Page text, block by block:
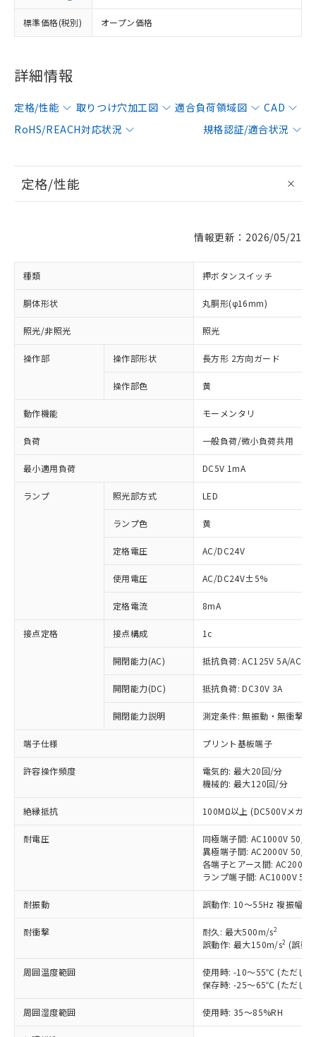
標準価格(税別) オープン価格
詳細情報
定格/性能 取りつけ穴加工図 適合負荷領域図
CAD
RoHS/REACH対応状況
規格認証/適合状況
定格/性能
情報更新：2026/05/21
種類 押ボタンスイッチ
胴体形状 丸胴形(φ16mm)
照光/非照光 照光
操作部 操作部形状 長方形 2方向ガード
操作部色 黄
動作機能 モーメンタリ
負荷 一般負荷/微小負荷共用
最小適用負荷 DC5V 1mA
ランプ 照光部方式 LED
ランプ色 黄
定格電圧 AC/DC24V
使用電圧 AC/DC24V±5%
定格電流 8mA
接点定格 接点構成 1c
開閉能力(AC) 抵抗負荷: AC125V 5A/
開閉能力(DC) 抵抗負荷: DC30V 3A
開閉能力説明 測定条件: 無振動・無衝撃
端子仕様 プリント基板端子
許容操作頻度
電気的: 最大20回/分
機械的: 最大120回/分
絶縁抵抗 100MΩ以上 (DC500Vメガ)
耐電圧
同極端子間: AC1000V 50/
異極端子間: AC2000V 50/
各端子とアース間:
ランプ端子間: AC1000V
耐振動 誤動作: 10～55Hz 複振幅
耐衝撃 耐久: 最大500m/s2
誤動作: 最大150m/s2 (誤動
周囲温度範囲
使用時: -10～55℃ (ただし
保存時: -25～65℃ (ただし
周囲湿度範囲 使用時: 35～85%RH
以下の条件をお読みいただき、同意のうえ
本サービスは、当社制御機器事業取扱
商品の当社在庫状況および標準価格
(税抜)を提供させていただくもので
当社制御機器事業取扱商品の中には、
本サービスの対象外となる商品もある
ことをご了承ください。
在庫状況および標準価格照会結果は、
記載している更新日時点での社内デー
タに基づき作成されるものであり、閲
対応済み：EU RoHS指令（10物質）の
非含有に対応した製品が提供可能な商品で
対応予定：EU RoHS指令（10物質）の非含
有に対応した製品に切り替える予定のある
商品です。
対応予定なし：EU RoHS指令（10物質）の
非含有に非対応の商品で、対応品を出す予
調査・確認中：EU RoHS指令（10物質）の
非含有の対応状況を調査中または確認中の
非該当品：ライセンス料など無形物で、有
害物質有無と関係のない商品です。
仕入先様の事情により、非含有部品として
いたものが、含有品と判明した場合などや
むを得ず変更することがあります。
鉛(Pb) 1000ppm以下、 水銀(Hg) 1000ppm以下、 カド
「○」：最大均質材料含有率が中国RoHSの
「×」：最大均質材料含有率が中国RoHSの
基準値を超えていることを示します。
「－」：未確認です。当社販売部門へお問
*中国RoHS10物質の基準値 (GB/T26572)：
当社は、これら貴社製品のうち、外国
為替および外国貿易法に定める商品
（以下｢規制貨物等」という）を輸出
または国外への提供する場合は、日本
国政府の輸出許可(または役務取引許
記